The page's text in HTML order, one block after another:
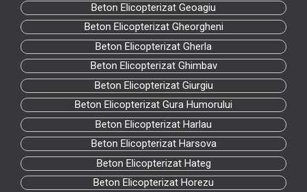
Beton Elicopterizat Geoagiu
Beton Elicopterizat Gheorgheni
Beton Elicopterizat Gherla
Beton Elicopterizat Ghimbav
Beton Elicopterizat Giurgiu
Beton Elicopterizat Gura Humorului
Beton Elicopterizat Harlau
Beton Elicopterizat Harsova
Beton Elicopterizat Hateg
Beton Elicopterizat Horezu